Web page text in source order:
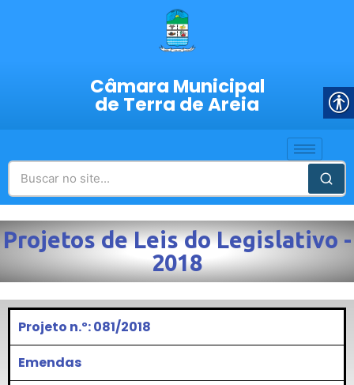
Câmara Municipal
de Terra de Areia
Projetos de Leis do Legislativo -
2018
Projeto n.º: 081/2018
Emendas